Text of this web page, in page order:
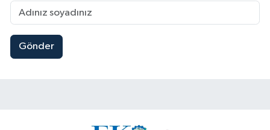
Gönder